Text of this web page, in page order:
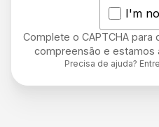
I'm
Complete o CAPTCHA para
compreensão e estamos
Precisa de ajuda?